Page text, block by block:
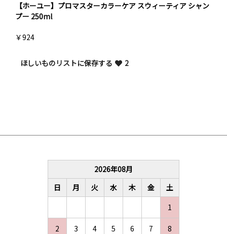
【ホーユー】プロマスターカラーケア スウィーティア シャン
プー 250ml
￥924
ほしいものリストに保存する 2
2026年08月
日
月 火 水 木 金
土
1
2 3 4 5 6 7 8